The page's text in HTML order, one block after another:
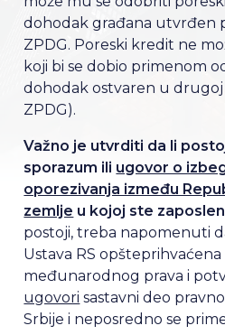
dohodak građana utvrđen
ZPDG. Poreski kredit ne
koji bi se dobio primenom
dohodak ostvaren u drugoj
ZPDG).
Važno je utvrditi da li
sporazum ili ugovor o
oporezivanja između
zemlje u kojoj ste
postoji, treba napomenuti
Ustava RS opšteprihvaćena
međunarodnog prava i
ugovori sastavni deo
Srbije i neposredno se